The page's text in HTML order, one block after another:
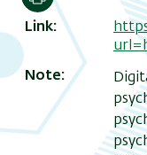
Link
Note